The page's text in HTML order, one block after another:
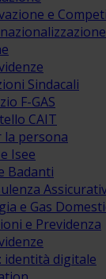
e
Sindacali
F-GAS
CAIT
la persona
Isee
Badanti
e Gas
e Previdenza
identità digitale